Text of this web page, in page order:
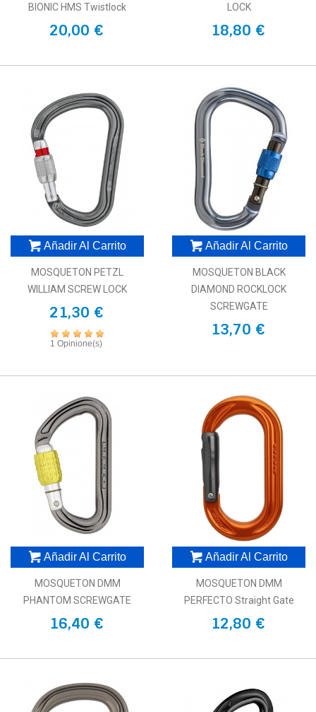
BIONIC HMS Twistlock
20,00 €
LOCK
18,80 €
Añadir Al Carrito
MOSQUETON PETZL
WILLIAM SCREW LOCK
21,30 €
1 Opinione(s)
Añadir Al Carrito
MOSQUETON BLACK
DIAMOND ROCKLOCK
SCREWGATE
13,70 €
Añadir Al Carrito
MOSQUETON DMM
PHANTOM SCREWGATE
16,40 €
Añadir Al Carrito
MOSQUETON DMM
PERFECTO Straight Gate
12,80 €